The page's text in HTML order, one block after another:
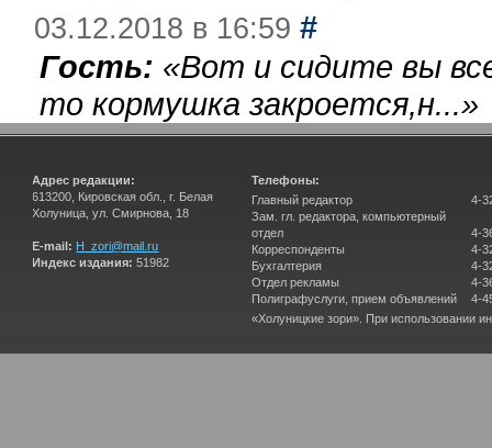
03.12.2018 в 16:59 #
Гость: «Вот и сидите вы
то кормушка закроется,н...»
Адрес редакции:
613200, Кировская обл., г. Белая
Холуница, ул. Смирнова, 18
E-mail: H_zori@mail.ru
Индекс издания: 51982
Телефоны:
Главный редактор
Зам. гл. редактора, компьютерный
отдел
Корреспонденты
Бухгалтерия
Отдел рекламы
Полиграфуслуги, прием объявлений
4-
4-
4-
4-
4-
4-
«Холуницкие зори». При использовании